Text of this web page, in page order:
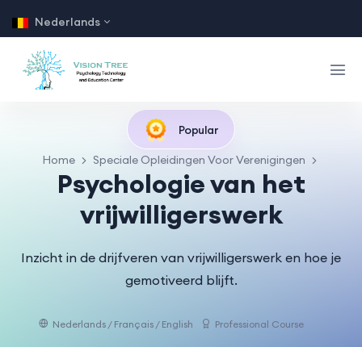
Nederlands
Popular
Home Speciale Opleidingen Voor Verenigingen
Psychologie van het
vrijwilligerswerk
Inzicht in de drijfveren van vrijwilligerswerk en hoe je
gemotiveerd blijft.
Nederlands / Français / English Professional Course